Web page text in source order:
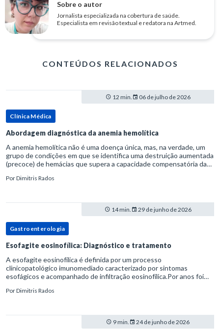
Sobre o autor
Jornalista especializada na cobertura de saúde.
Especialista em revisão textual e redatora na Artmed.
CONTEÚDOS RELACIONADOS
12 min. 06 de julho de 2026
Clínica Médica
Abordagem diagnóstica da anemia hemolítica
A anemia hemolítica não é uma doença única, mas, na verdade, um
grupo de condições em que se identifica uma destruição aumentada
(precoce) de hemácias que supera a capacidade compensatória da
PorDimitris Rados
14 min. 29 de junho de 2026
Gastroenterologia
Esofagite eosinofílica: Diagnóstico e tratamento
A esofagite eosinofílica é definida por um processo
clinicopatológico imunomediado caracterizado por sintomas
esofágicos e acompanhado de infiltração eosinofílica.Por anos foi
refluxo gastr
PorDimitris Rados
9 min. 24 de junho de 2026